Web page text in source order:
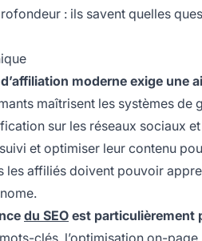
: ils savent quelles
moderne exige une
maîtrisent les systèmes de
sur les réseaux sociaux
et optimiser leur contenu
les affiliés doivent pouvoir
du SEO est particulièrement
clés, l’optimisation on-